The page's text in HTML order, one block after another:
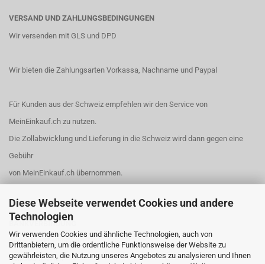
Diese Webseite verwendet Cookies und andere
Technologien
Wir verwenden Cookies und ähnliche Technologien, auch von
Drittanbietern, um die ordentliche Funktionsweise der Website zu
gewährleisten, die Nutzung unseres Angebotes zu analysieren und Ihnen
VERSAND UND ZAHLUNGSBEDINGUNGEN
Wir versenden mit GLS und DPD
Wir bieten die Zahlungsarten Vorkassa, Nachname und Paypal
Für Kunden aus der Schweiz empfehlen wir den Service von
MeinEinkauf.ch zu nutzen.
Die Zollabwicklung und Lieferung in die Schweiz wird dann gegen eine
Gebühr
von MeinEinkauf.ch übernommen.
BANKVERBINDUNG
Unser Bankverbindung:
Volksbank Wien